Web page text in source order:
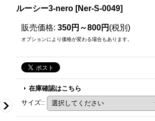
ルーシー3-nero [Ner-S-0049]
販売価格: 350円～800円 (税別)
オプションにより価格が変わる場合もあります。
在庫確認はこちら
サイズ::